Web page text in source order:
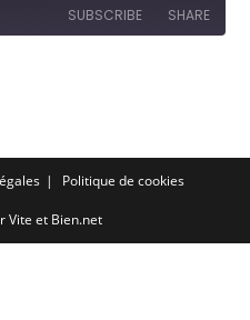
SUBSCRIBE SHARE
Politique de cookies
Vite et Bien.net